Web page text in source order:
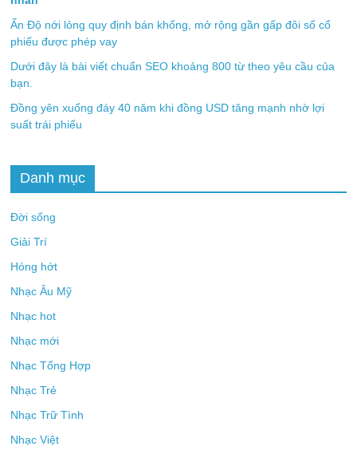
Ấn Độ nới lỏng quy định bán khống, mở rộng gần gấp đôi số cổ
phiếu được phép vay
Dưới đây là bài viết chuẩn SEO khoảng 800 từ theo yêu cầu của
bạn.
Đồng yên xuống đáy 40 năm khi đồng USD tăng mạnh nhờ lợi
suất trái phiếu
Danh mục
Đời sống
Giải Trí
Hóng hớt
Nhạc Âu Mỹ
Nhạc hot
Nhạc mới
Nhạc Tổng Hợp
Nhạc Trẻ
Nhạc Trữ Tình
Nhạc Việt